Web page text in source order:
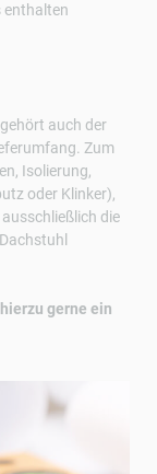
enthalten
auch der
Zum
Isolierung,
oder Klinker),
die
gerne ein